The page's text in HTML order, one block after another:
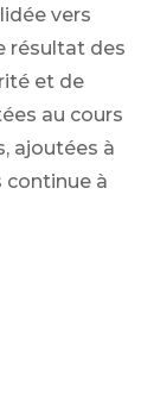
vers
résultat des
et de
au cours
ajoutées à
continue à